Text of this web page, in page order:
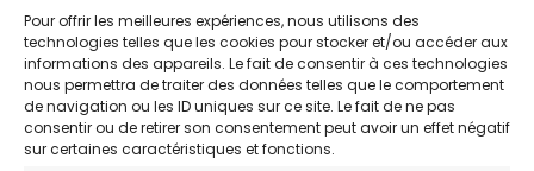
Pour offrir les meilleures expériences, nous utilisons des
technologies telles que les cookies pour stocker et/ou accéder aux
informations des appareils. Le fait de consentir à ces technologies
nous permettra de traiter des données telles que le comportement
de navigation ou les ID uniques sur ce site. Le fait de ne pas
consentir ou de retirer son consentement peut avoir un effet négatif
sur certaines caractéristiques et fonctions.
Conditions générales de vente et d’utilisation
Bijouterie en ligne